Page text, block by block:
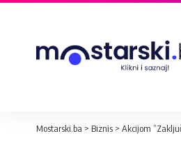
Mostarski.ba > Biznis > Akcijom